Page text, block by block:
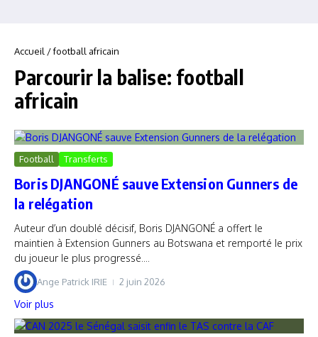
Accueil /football africain
Parcourir la balise: football
africain
Football Transferts
Boris DJANGONÉ sauve Extension Gunners de
la relégation
Auteur d’un doublé décisif, Boris DJANGONÉ a offert le
maintien à Extension Gunners au Botswana et remporté le prix
du joueur le plus progressé....
Ange Patrick IRIE 2 juin 2026
Voir plus